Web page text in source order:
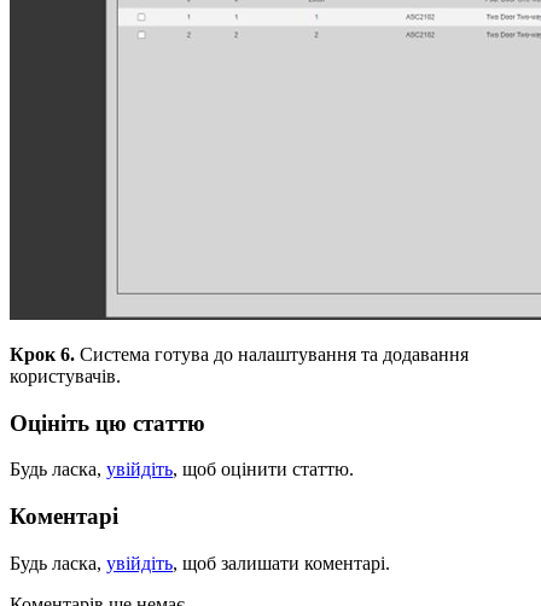
Крок 6. Система готува до налаштування та додавання
користувачів.
Оцініть цю статтю
Будь ласка, увійдіть, щоб оцінити статтю.
Коментарі
Будь ласка, увійдіть, щоб залишати коментарі.